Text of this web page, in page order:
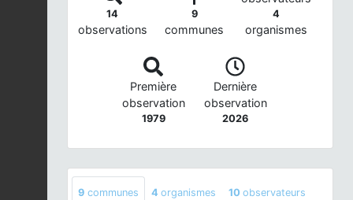
14
observations
9
communes
4
organismes
Première
observation
1979
Dernière
observation
2026
9 communes 4 organismes 10 observateurs